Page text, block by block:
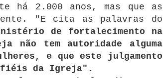
há 2.000 anos, mas que as
"E cita as palavras do
de fortalecimento na
tem autoridade alguma
e que este julgamento
fiéis da Igreja".